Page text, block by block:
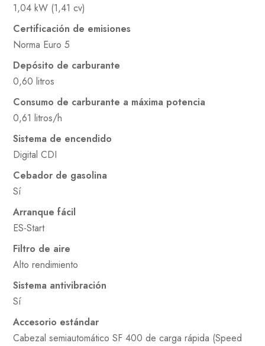
1,04 kW (1,41 cv)
Certificación de emisiones
Norma Euro 5
Depósito de carburante
0,60 litros
Consumo de carburante a máxima potencia
0,61 litros/h
Sistema de encendido
Digital CDI
Cebador de gasolina
Sí
Arranque fácil
ES-Start
Filtro de aire
Alto rendimiento
Sistema antivibración
Sí
Accesorio estándar
Cabezal semiautomático SF 400 de carga rápida (Speed